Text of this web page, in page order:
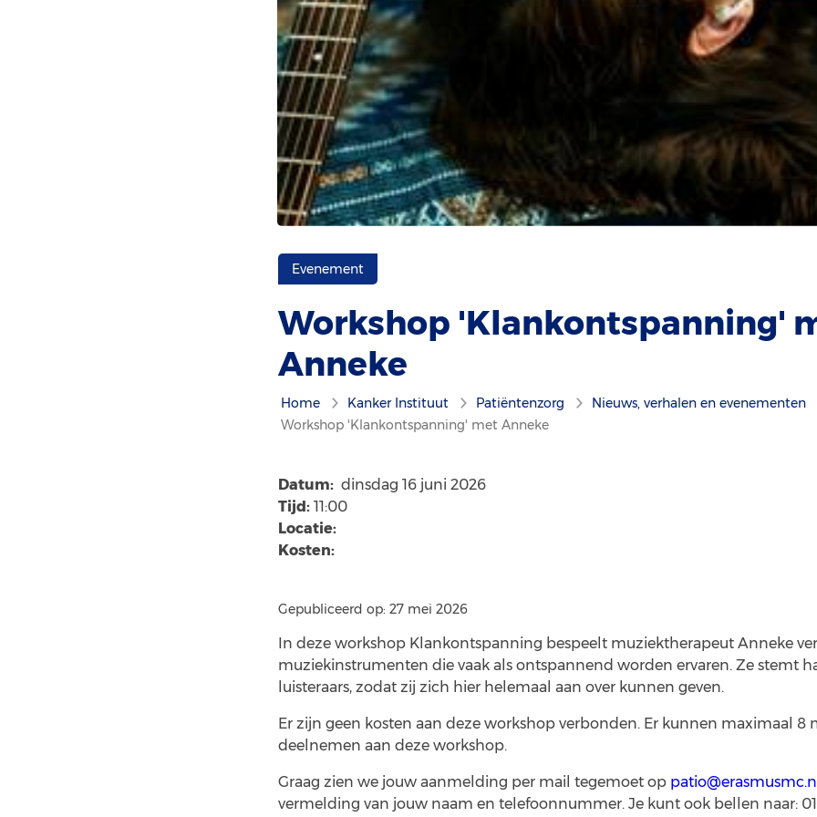
Evenement
Workshop 'Klankontspanning'
Anneke
Home Kanker Instituut Patiëntenzorg
Nieuws, verhalen en evenementen
Workshop 'Klankontspanning' met Anneke
Datum: dinsdag 16 juni 2026
Tijd:11:00
Locatie:
Kosten:
Gepubliceerd op: 27 mei 2026
In deze workshop Klankontspanning bespeelt muziektherapeut Anneke
muziekinstrumenten die vaak als ontspannend worden ervaren. Ze stemt
luisteraars, zodat zij zich hier helemaal aan over kunnen geven.
Er zijn geen kosten aan deze workshop verbonden. Er kunnen maximaal 8
deelnemen aan deze workshop.
Graag zien we jouw aanmelding per mail tegemoet op
vermelding van jouw naam en telefoonnummer. Je kunt ook bellen naar: